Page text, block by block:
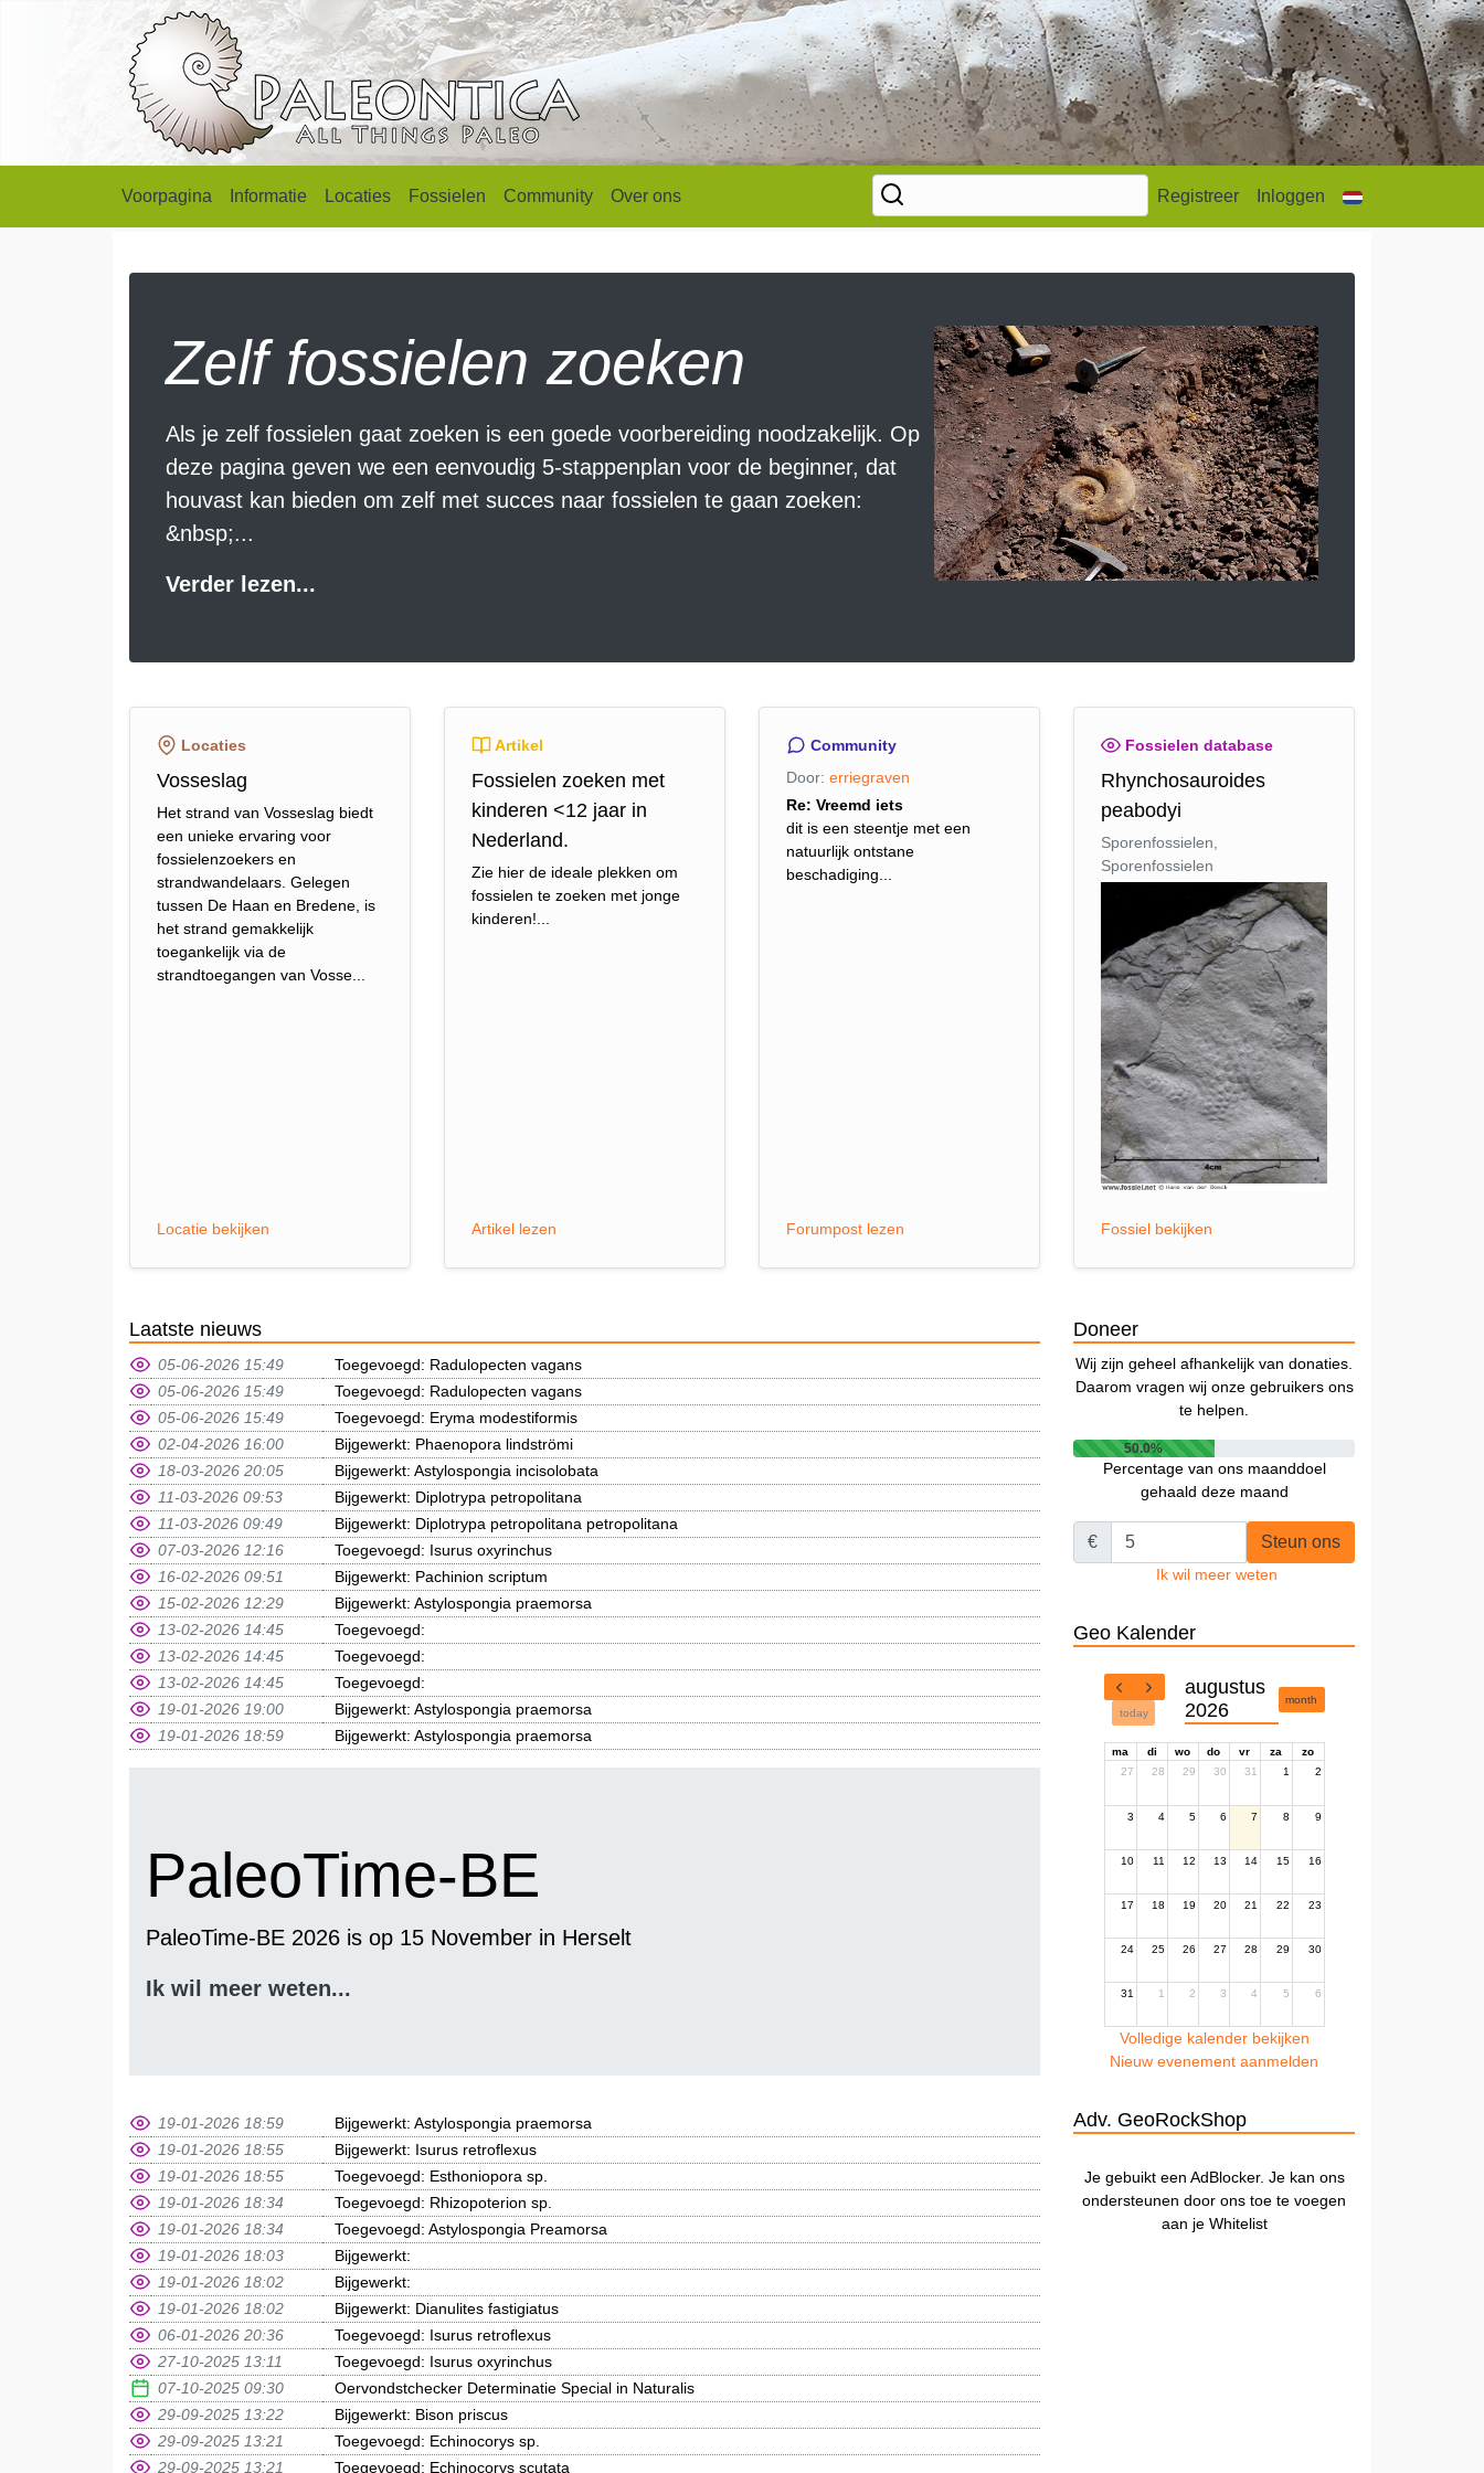
Voorpagina Informatie Locaties Fossielen Community Over ons Registreer Inloggen
Zelf fossielen zoeken
Als je zelf fossielen gaat zoeken is een goede voorbereiding noodzakelijk. Op
deze pagina geven we een eenvoudig 5-stappenplan voor de beginner, dat
houvast kan bieden om zelf met succes naar fossielen te gaan zoeken:
&nbsp;...
Verder lezen...
Locaties
Vosseslag
Het strand van Vosseslag biedt
een unieke ervaring voor
fossielenzoekers en
strandwandelaars. Gelegen
tussen De Haan en Bredene, is
het strand gemakkelijk
toegankelijk via de
strandtoegangen van Vosse...
Locatie bekijken
Artikel
Fossielen zoeken met
kinderen <12 jaar in
Nederland.
Zie hier de ideale plekken om
fossielen te zoeken met jonge
kinderen!...
Artikel lezen
Community
Door: erriegraven
Re: Vreemd iets
dit is een steentje met een
natuurlijk ontstane
beschadiging...
Forumpost lezen
Fossielen database
Rhynchosauroides
peabodyi
Sporenfossielen,
Sporenfossielen
Fossiel bekijken
Laatste nieuws
05-06-2026 15:49
Toegevoegd: Radulopecten vagans
05-06-2026 15:49
Toegevoegd: Radulopecten vagans
05-06-2026 15:49
Toegevoegd: Eryma modestiformis
02-04-2026 16:00
Bijgewerkt: Phaenopora lindströmi
18-03-2026 20:05
Bijgewerkt: Astylospongia incisolobata
11-03-2026 09:53
Bijgewerkt: Diplotrypa petropolitana
11-03-2026 09:49
Bijgewerkt: Diplotrypa petropolitana petropolitana
07-03-2026 12:16
Toegevoegd: Isurus oxyrinchus
16-02-2026 09:51
Bijgewerkt: Pachinion scriptum
15-02-2026 12:29
Bijgewerkt: Astylospongia praemorsa
13-02-2026 14:45
Toegevoegd:
13-02-2026 14:45
Toegevoegd:
13-02-2026 14:45
Toegevoegd:
19-01-2026 19:00
Bijgewerkt: Astylospongia praemorsa
19-01-2026 18:59
Bijgewerkt: Astylospongia praemorsa
PaleoTime-BE
PaleoTime-BE 2026 is op 15 November in Herselt
Ik wil meer weten...
19-01-2026 18:59
Bijgewerkt: Astylospongia praemorsa
19-01-2026 18:55
Bijgewerkt: Isurus retroflexus
19-01-2026 18:55
Toegevoegd: Esthoniopora sp.
19-01-2026 18:34
Toegevoegd: Rhizopoterion sp.
19-01-2026 18:34
Toegevoegd: Astylospongia Preamorsa
19-01-2026 18:03
Bijgewerkt:
19-01-2026 18:02
Bijgewerkt:
19-01-2026 18:02
Bijgewerkt: Dianulites fastigiatus
06-01-2026 20:36
Toegevoegd: Isurus retroflexus
27-10-2025 13:11
Toegevoegd: Isurus oxyrinchus
07-10-2025 09:30
Oervondstchecker Determinatie Special in Naturalis
29-09-2025 13:22
Bijgewerkt: Bison priscus
29-09-2025 13:21
Toegevoegd: Echinocorys sp.
29-09-2025 13:21
Toegevoegd: Echinocorys scutata
Doneer
Wij zijn geheel afhankelijk van donaties.
Daarom vragen wij onze gebruikers ons
te helpen.
50.0%
Percentage van ons maanddoel
gehaald deze maand
€ Steun ons
Ik wil meer weten
Geo Kalender
today
augustus
2026
month
ma di wo do vr za
zo
27
28 29 30 31 1 2
3 4 5 6 7 8 9
10 11 12 13 14 15 16
17 18 19 20 21 22 23
24 25 26 27 28 29 30
31 1 2 3 4 5 6
Volledige kalender bekijken
Nieuw evenement aanmelden
Adv. GeoRockShop
Je gebuikt een AdBlocker. Je kan ons
ondersteunen door ons toe te voegen
aan je Whitelist